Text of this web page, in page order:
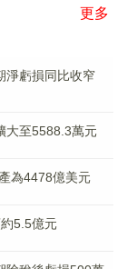
更多
淨虧損同比收窄
大至5588.3萬元
為4478億美元
5.5億元